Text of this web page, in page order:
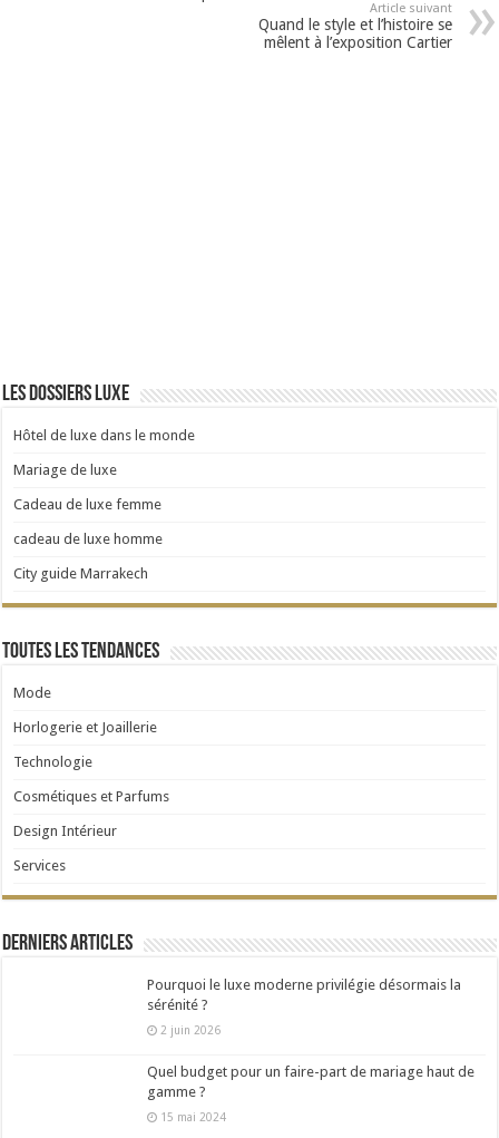
Article suivant
Quand le style et l’histoire se
mêlent à l’exposition Cartier
Les dossiers luxe
Hôtel de luxe dans le monde
Mariage de luxe
Cadeau de luxe femme
cadeau de luxe homme
City guide Marrakech
Toutes les tendances
Mode
Horlogerie et Joaillerie
Technologie
Cosmétiques et Parfums
Design Intérieur
Services
Derniers articles
Pourquoi le luxe moderne privilégie désormais la
sérénité ?
2 juin 2026
Quel budget pour un faire-part de mariage haut de
gamme ?
15 mai 2024